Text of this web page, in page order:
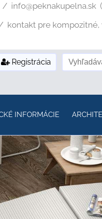
/ info@peknakupelna.sk
/ kontakt pre
Registrácia
INFORMÁCIE